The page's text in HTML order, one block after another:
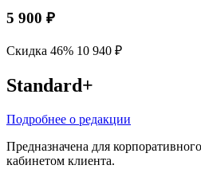
5 900 ₽
Скидка 46% 10 940 ₽
Standard+
Подробнее о редакции
Предназначена для
кабинетом клиента.